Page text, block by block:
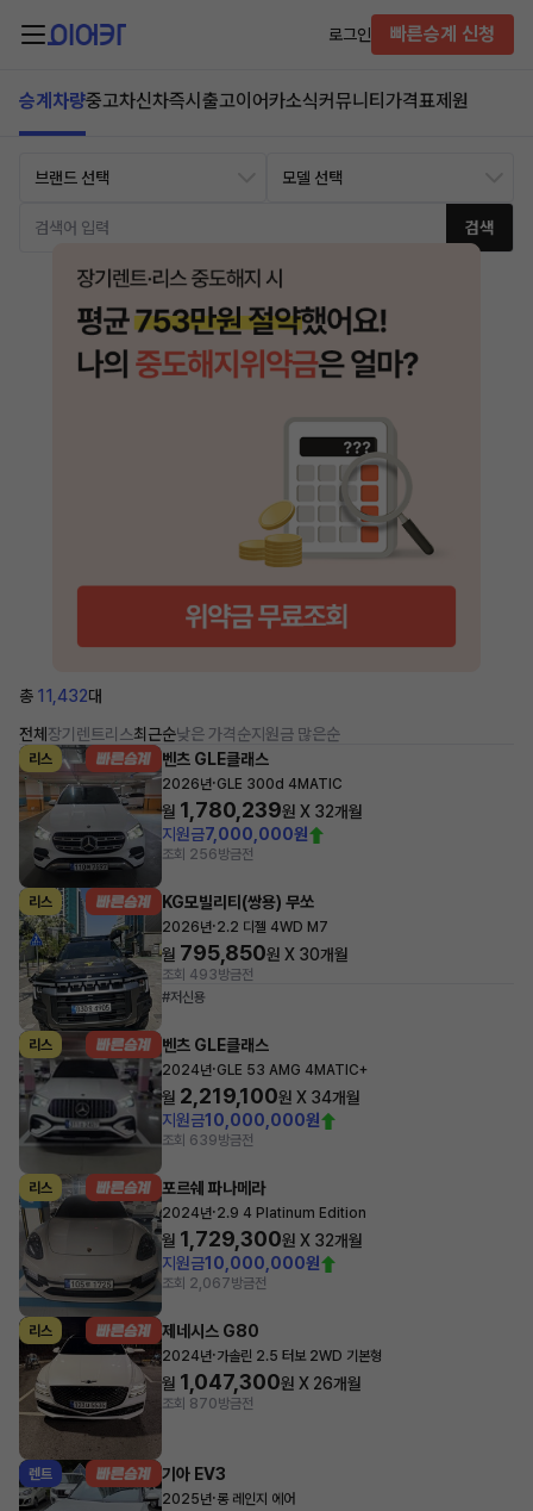
로그인 빠른승계 신청
승계차량중고차신차즉시출고이어카소식커뮤니티 가격표제원
검색
총 11,432대
전체 장기렌트리스최근순낮은 가격순지원금 많은순
리스 벤츠 GLE클래스
2026년·GLE 300d 4MATIC
월 1,780,239원 X 32개월
지원금7,000,000원
조회 256방금전
리스 KG모빌리티(쌍용) 무쏘
2026년·2.2 디젤 4WD M7
월 795,850원 X 30개월
조회 493방금전
#저신용
리스 벤츠 GLE클래스
2024년·GLE 53 AMG 4MATIC+
월 2,219,100원 X 34개월
지원금10,000,000원
조회 639방금전
리스 포르쉐 파나메라
2024년·2.9 4 Platinum Edition
월 1,729,300원 X 32개월
지원금10,000,000원
조회 2,067방금전
리스 제네시스 G80
2024년·가솔린 2.5 터보 2WD 기본형
월 1,047,300원 X 26개월
조회 870방금전
렌트 기아 EV3
2025년·롱 레인지 에어